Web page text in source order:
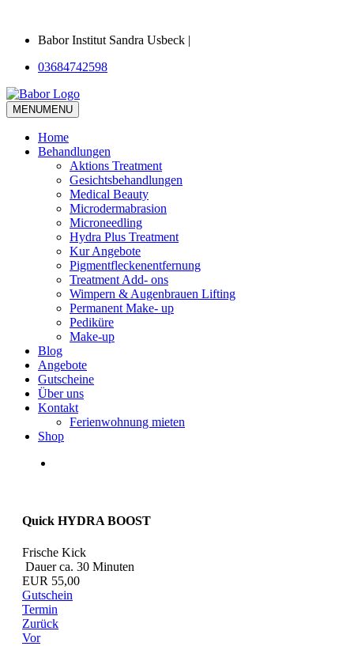
Babor Institut Sandra Usbeck |
03684742598
MENUMENU
Home
Behandlungen
Aktions Treatment
Gesichtsbehandlungen
Medical Beauty
Microdermabrasion
Microneedling
Hydra Plus Treatment
Kur Angebote
Pigmentfleckenentfernung
Treatment Add- ons
Wimpern & Augenbrauen Lifting
Permanent Make- up
Pediküre
Make-up
Blog
Angebote
Gutscheine
Über uns
Kontakt
Ferienwohnung mieten
Shop
Quick HYDRA BOOST
Frische Kick
Dauer ca. 30 Minuten
EUR 55,00
Gutschein
Termin
Zurück
Vor